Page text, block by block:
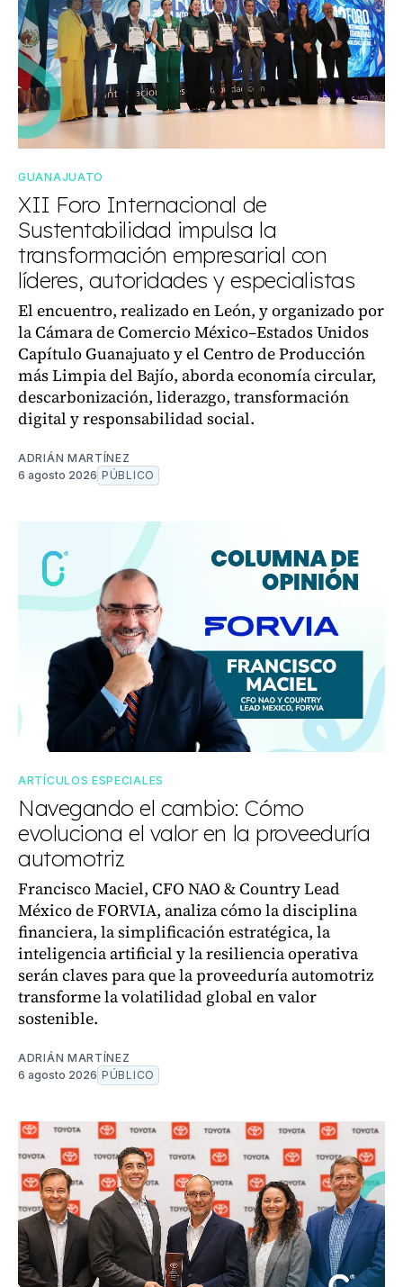
GUANAJUATO
XII Foro Internacional de
Sustentabilidad impulsa la
transformación empresarial con
líderes, autoridades y especialistas
El encuentro, realizado en León, y organizado por
la Cámara de Comercio México–Estados Unidos
Capítulo Guanajuato y el Centro de Producción
más Limpia del Bajío, aborda economía circular,
descarbonización, liderazgo, transformación
digital y responsabilidad social.
ADRIÁN MARTÍNEZ
6 agosto 2026 PÚBLICO
ARTÍCULOS ESPECIALES
Navegando el cambio: Cómo
evoluciona el valor en la proveeduría
automotriz
Francisco Maciel, CFO NAO & Country Lead
México de FORVIA, analiza cómo la disciplina
financiera, la simplificación estratégica, la
inteligencia artificial y la resiliencia operativa
serán claves para que la proveeduría automotriz
transforme la volatilidad global en valor
sostenible.
ADRIÁN MARTÍNEZ
6 agosto 2026 PÚBLICO